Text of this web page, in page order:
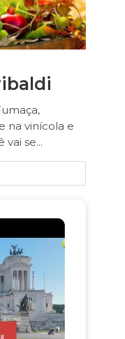
na vinícola e
vai se...